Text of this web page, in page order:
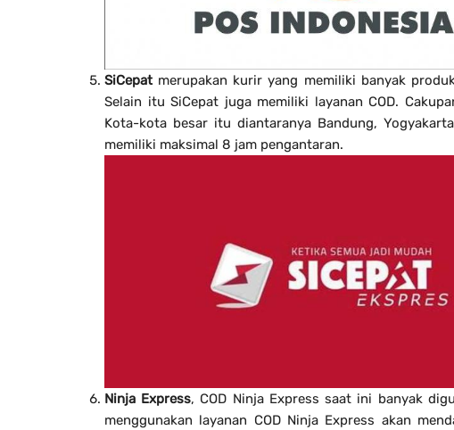
SiCepat merupakan kurir yang memiliki banyak
Selain itu SiCepat juga memiliki layanan COD.
Kota-kota besar itu diantaranya Bandung,
memiliki maksimal 8 jam pengantaran.
Ninja Express, COD Ninja Express saat ini banyak
menggunakan layanan COD Ninja Express akan